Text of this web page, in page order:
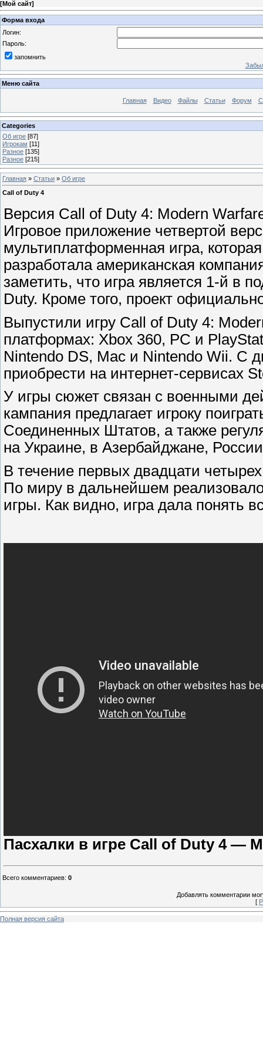
[Мой сайт]
Форма входа
Логин:
Пароль:
запомнить
Меню сайта
Главная Видео Файлы Статьи Форум
Categories
Об игре [87]
Игрокам [11]
Разное [135]
Разное [215]
Главная » Статьи » Об игре
Call of Duty 4
Версия Call of Duty 4: Modern
Игровое приложение четвертой
мультиплатформенная игра,
разработала американская
заметить, что игра является 1-й в
Duty. Кроме того, проект
Выпустили игру Call of Duty 4:
платформах: Xbox 360, PC и
Nintendo DS, Mac и Nintendo Wii. С
приобрести на интернет-сервисах
У игры сюжет связан с военными
кампания предлагает игроку
Соединенных Штатов, а также
на Украине, в Азербайджане,
В течение первых двадцати
По миру в дальнейшем
игры. Как видно, игра дала понять
Пасхалки в игре Call of Duty 4 —
Всего комментариев: 0
Добавлять комментарии
[
Полная версия сайта